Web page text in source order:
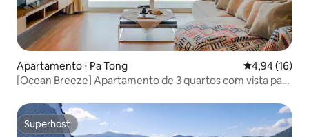
Apartamento ⋅ Pa Tong 4,94 de uma
4,94 (16)
[Ocean Breeze] Apartamento de 3 quartos com vista para
Superhost
Superhost